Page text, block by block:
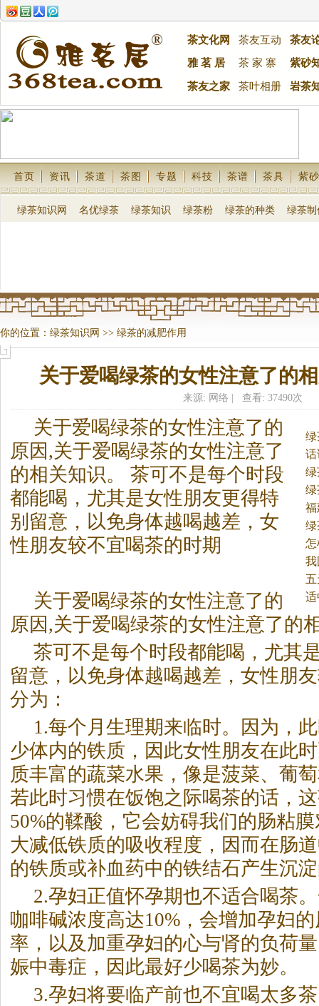
茶文化网 茶友互动
茶友
雅 茗 居
茶 家 寨 紫砂
茶友之家 茶叶相册 岩茶
首页 资讯 茶道 茶图 专题 科技 茶谱 茶具 紫砂
绿茶知识网 名优绿茶 绿茶知识 绿茶粉 绿茶的种类 绿茶
你的位置： 绿茶知识网 >> 绿茶的减肥作用
关于爱喝绿茶的女性注意了的
来源: 网络 | 查看: 37490次
话
绿
全
关于爱喝绿茶的女性注意了的
原因,关于爱喝绿茶的女性注意了
的相关知识。
茶可不是每个时段
都能喝，尤其是女性朋友更得特
别留意，以免身体越喝越差，女
性朋友较不宜喝茶的时期
关于爱喝绿茶的女性注意了的
原因,关于爱喝绿茶的女性注意了的
茶可不是每个时段都能喝，尤其
留意，以免身体越喝越差，女性朋
分为：
1.每个月生理期来临时。因为，
少体内的铁质，因此女性朋友在此
质丰富的蔬菜水果，像是菠菜、葡
若此时习惯在饭饱之际喝茶的话，
50%的鞣酸，它会妨碍我们的肠粘
大减低铁质的吸收程度，因而在肠
的铁质或补血药中的铁结石产生沉
2.孕妇正值怀孕期也不适合喝茶
咖啡碱浓度高达10%，会增加孕妇
率，以及加重孕妇的心与肾的负荷
娠中毒症，因此最好少喝茶为妙。
3.孕妇将要临产前也不宜喝太多